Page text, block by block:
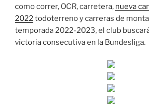
como correr, OCR, carretera, nueva
2022todoterreno y carreras de
temporada 2022-2023, el club
victoria consecutiva en la Bundesliga.